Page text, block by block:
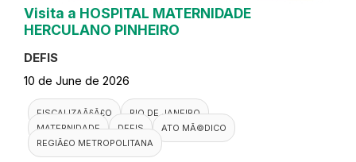
Visita a HOSPITAL MATERNIDADE
HERCULANO PINHEIRO
DEFIS
10 de June de 2026
FISCALIZAÃ§Ã£O
RIO DE JANEIRO
MATERNIDADE
DEFIS
ATO MÃ©DICO
REGIÃ£O METROPOLITANA